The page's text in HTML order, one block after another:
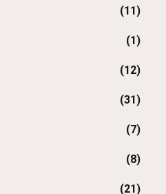
(11)
(1)
(12)
(31)
(7)
(8)
(21)